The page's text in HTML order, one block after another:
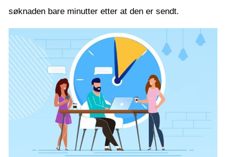
søknaden bare minutter etter at den er sendt.